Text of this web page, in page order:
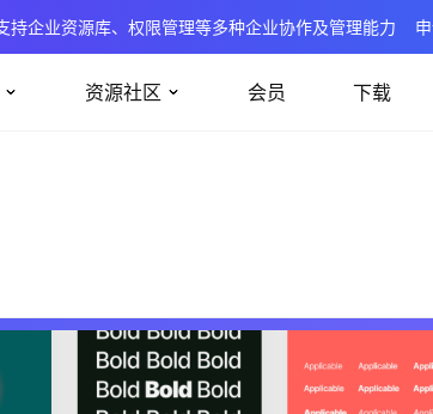
持企业资源库、权限管理等多种企业协作及管理能力
资源社区 会员 下载